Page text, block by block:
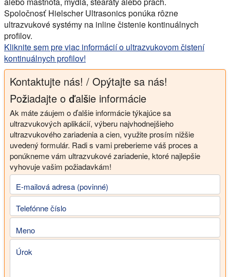
Spoločnosť Hielscher Ultrasonics ponúka rôzne
ultrazvukové systémy na inline čistenie kontinuálnych
profilov.
Kliknite sem pre viac informácií o ultrazvukovom čistení
kontinuálnych profilov!
Kontaktujte nás! / Opýtajte sa nás!
Požiadajte o ďalšie informácie
Ak máte záujem o ďalšie informácie týkajúce sa
ultrazvukových aplikácií, výberu najvhodnejšieho
ultrazvukového zariadenia a cien, využite prosím nižšie
uvedený formulár. Radi s vami preberieme váš proces a
ponúkneme vám ultrazvukové zariadenie, ktoré najlepšie
vyhovuje vašim požiadavkám!
E-mailová adresa (povinné)
Telefónne číslo
Meno
Úrok